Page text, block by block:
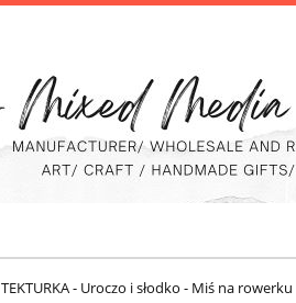
TEKTURKA - Uroczo i słodko - Miś na rowerku